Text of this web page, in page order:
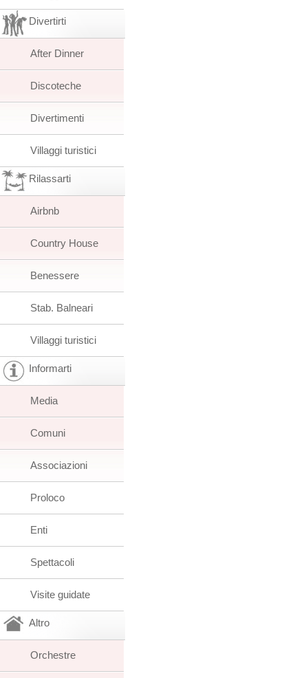
Divertirti
After Dinner
Discoteche
Divertimenti
Villaggi turistici
Rilassarti
Airbnb
Country House
Benessere
Stab. Balneari
Villaggi turistici
Informarti
Media
Comuni
Associazioni
Proloco
Enti
Spettacoli
Visite guidate
Altro
Orchestre